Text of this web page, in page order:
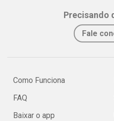
Precisando
Fale
Como Funciona
FAQ
Baixar o app